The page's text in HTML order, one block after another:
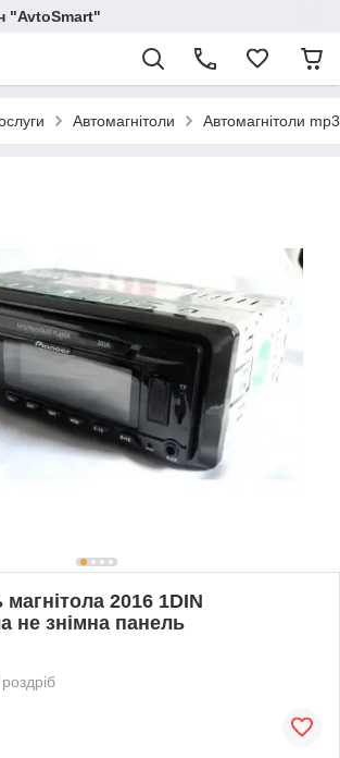
"AvtoSmart"
Автомагнітоли Автомагнітоли
2016 1DIN
не знімна панель